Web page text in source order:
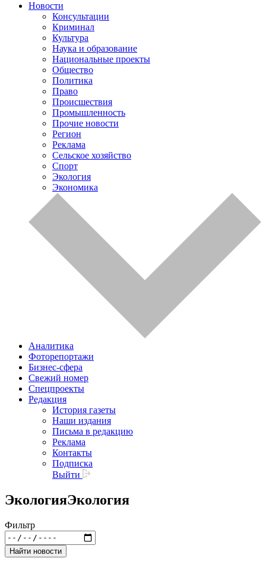
Новости
Консультации
Криминал
Культура
Наука и образование
Национальные проекты
Общество
Политика
Право
Происшествия
Промышленность
Прочие новости
Регион
Реклама
Сельское хозяйство
Спорт
Экология
Экономика
Аналитика
Фоторепортажи
Бизнес-сфера
Свежий номер
Спецпроекты
Редакция
История газеты
Наши издания
Письма в редакцию
Реклама
Контакты
Подписка
Выйти
ЭкологияЭкология
Фильтр
Найти новости